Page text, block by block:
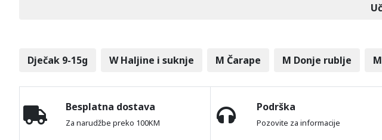
Dječak 9-15g W Haljine i suknje M Čarape M Donje rublje
Besplatna dostava
Za narudžbe preko 100KM
Podrška
Pozovite za informacije